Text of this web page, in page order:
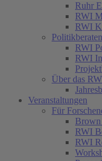
Ruhr
RWI
RWI
RWI
RWI
Über das
Veranstaltungen
Für
Brown
RWI
RWI